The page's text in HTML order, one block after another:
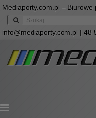
Mediaporty.com.pl – Biurowe
info@mediaporty.com.pl | 48
Menu